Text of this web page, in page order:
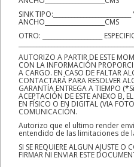
SINK
ANCHO____________________CMS
OTRO: ____________________
AUTORIZO A PARTIR DE ESTE
CON LA INFORMACIÓN
A CARGO. EN CASO DE FALTAR
CONTACTARÁ PARA RESOLVER
GARANTÍA ENTREGA A TIEMPO
ACEPTACIÓN DE ESTE ANEXO B,
EN FÍSICO O EN DIGITAL (VIA
COMUNICACIÓN.
Autorizo que el ultimo render
entendido de las limitaciones de
SI SE REQUIERE ALGUN AJUSTE O
FIRMAR NI ENVIAR ESTE